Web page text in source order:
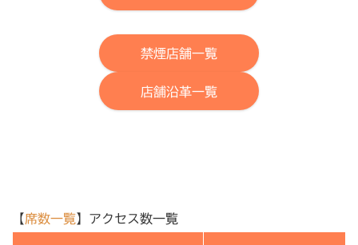
禁煙店舗一覧
店舗沿革一覧
【席数一覧】アクセス数一覧